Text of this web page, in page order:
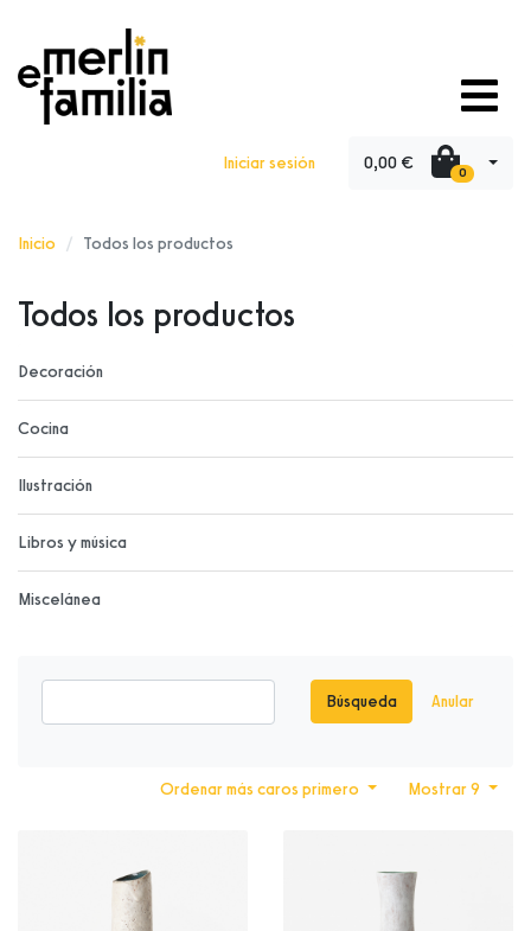
Iniciar sesión 0,00 € 0
Inicio Todos los productos
Todos los productos
Decoración
Cocina
Ilustración
Libros y música
Miscelánea
Búsqueda Anular
Mostrar 9
Ordenar más caros primero